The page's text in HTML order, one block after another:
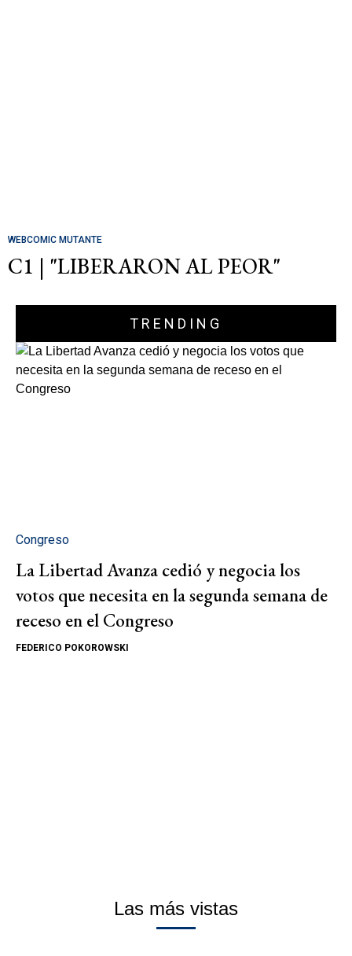
WEBCOMIC MUTANTE
C1 | "LIBERARON AL PEOR"
TRENDING
Congreso
La Libertad Avanza cedió y negocia los
votos que necesita en la segunda semana de
receso en el Congreso
FEDERICO POKOROWSKI
Las más vistas